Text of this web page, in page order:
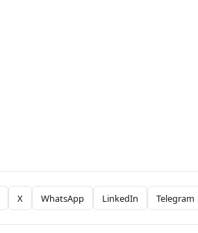
X WhatsApp LinkedIn Telegram